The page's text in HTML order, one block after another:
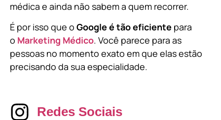
médica e ainda não sabem a quem recorrer.
É por isso que o Google é tão eficiente para
o Marketing Médico. Você parece para as
pessoas no momento exato em que elas estão
precisando da sua especialidade.
Redes Sociais